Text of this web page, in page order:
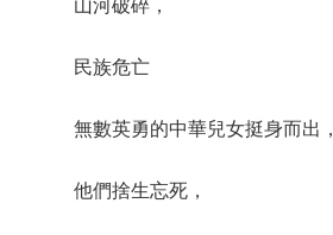
山河破碎，
民族危亡
無數英勇的中華兒女挺身而出，
他們捨生忘死，